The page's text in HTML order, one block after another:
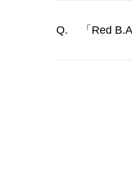
「Red